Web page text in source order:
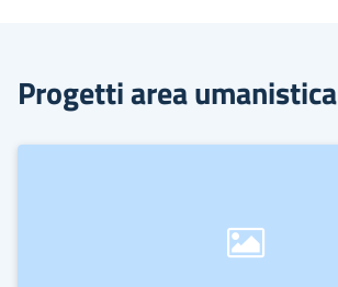
Progetti area umanistica